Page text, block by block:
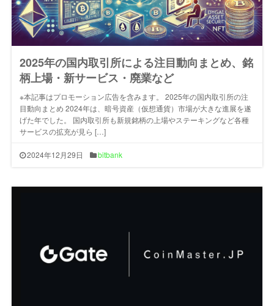
2025年の国内取引所による注目動向まとめ、銘
柄上場・新サービス・廃業など
※本記事はプロモーション広告を含みます。 2025年の国内取引所の注
目動向まとめ 2024年は、暗号資産（仮想通貨）市場が大きな進展を遂
げた年でした。 国内取引所も新規銘柄の上場やステーキングなど各種
サービスの拡充が見ら […]
2024年12月29日 bitbank